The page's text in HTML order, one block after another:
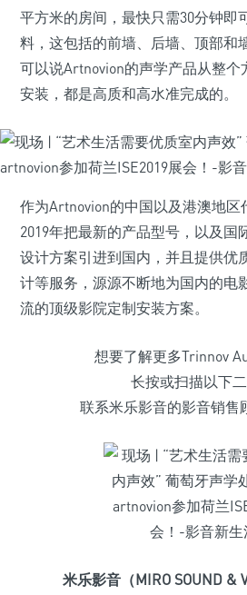
平方米的房间，最快只需30分钟即
料，这包括的前墙、后墙、顶部和
可以说Artnovion的声学产品从整
安装，都是高质和高水准完成的。
作为Artnovion的中国以及港澳地区
2019年把最新的产品型号，以及国
设计方案引进到国内，并且提供优
计等服务，源源不断地为国内的电
流的顶级影院定制安装方案。
想要了解更多Trinnov
长按或扫描以下
联系米乐影音的影音销售
米乐影音（MIRO SOUND &